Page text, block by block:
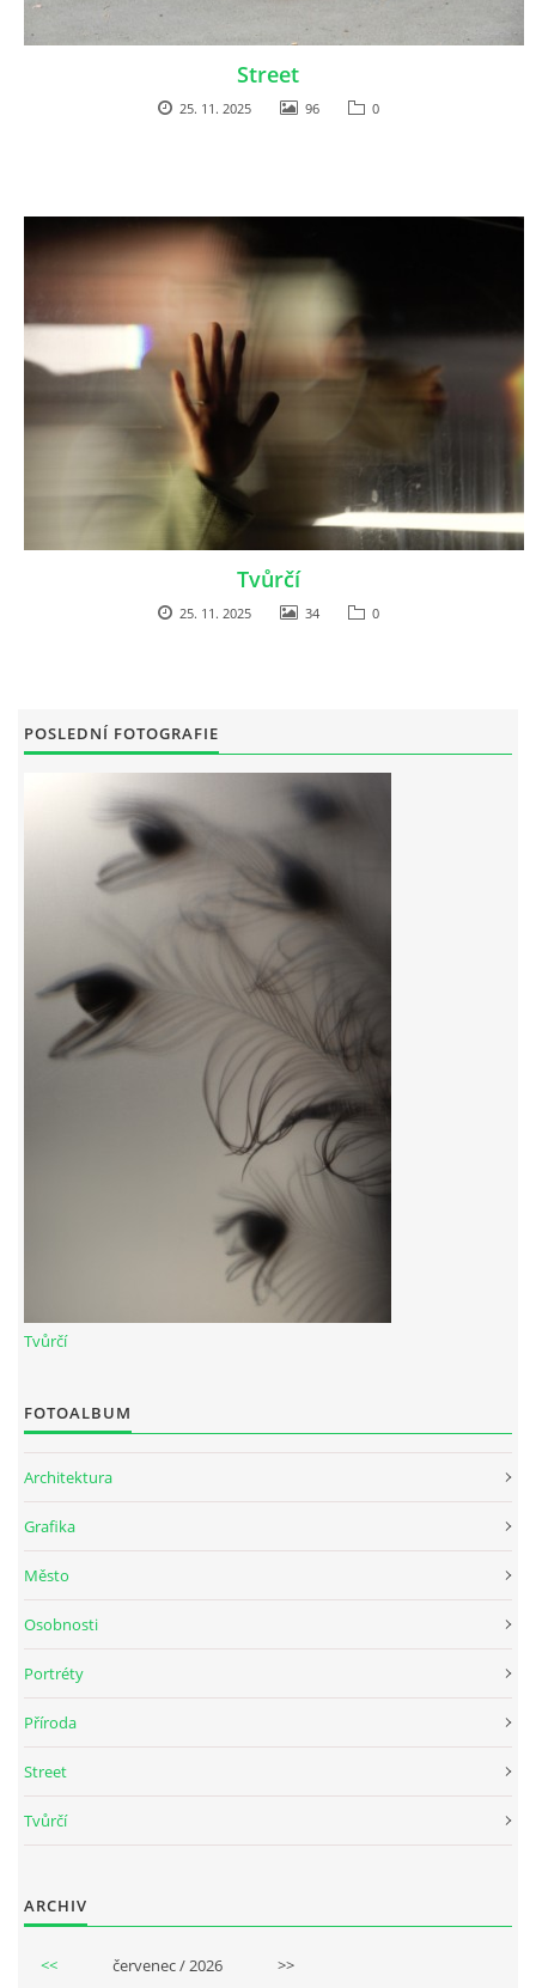
Street
25. 11. 2025 96 0
Tvůrčí
25. 11. 2025 34 0
POSLEDNÍ FOTOGRAFIE
Tvůrčí
FOTOALBUM
Architektura
Grafika
Město
Osobnosti
Portréty
Příroda
Street
Tvůrčí
ARCHIV
<< červenec / 2026 >>